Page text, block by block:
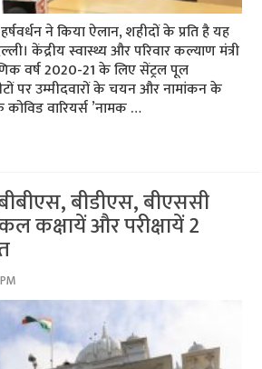
ने किया ऐलान, शहीदों के प्रति है यह
केंद्रीय स्वास्थ्य और परिवार कल्याण मंत्री
वर्ष 2020-21 के लिए सेंट्रल पूल
पर उम्मीदवारों के चयन और नामांकन के
कोविड वारियर्स ’नामक …
बीडीएस, बीएससी
कक्षायें और परीक्षायें 2